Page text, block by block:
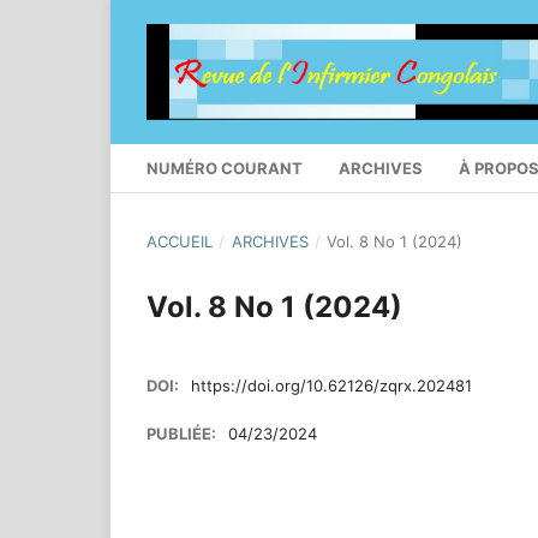
NUMÉRO COURANT ARCHIVES À PROPOS
ACCUEIL / ARCHIVES / Vol. 8 No 1 (2024)
Vol. 8 No 1 (2024)
DOI: https://doi.org/10.62126/zqrx.202481
PUBLIÉE: 04/23/2024